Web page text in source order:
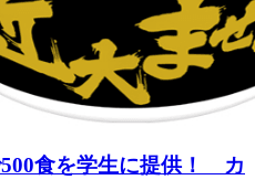
食を学生に提供！ カ